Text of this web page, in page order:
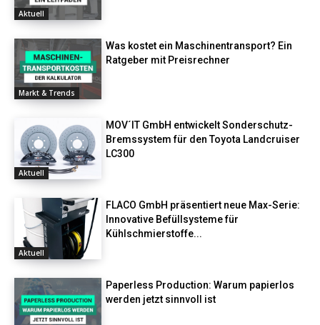
Aktuell
Markt & Trends
Was kostet ein Maschinentransport? Ein
Ratgeber mit Preisrechner
Aktuell
MOV´IT GmbH entwickelt Sonderschutz-
Bremssystem für den Toyota Landcruiser
LC300
Aktuell
FLACO GmbH präsentiert neue Max-Serie:
Innovative Befüllsysteme für
Kühlschmierstoffe...
Paperless Production: Warum papierlos
werden jetzt sinnvoll ist